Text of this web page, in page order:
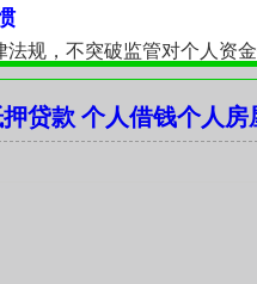
法规，不突破监管对个人资
；不存在任何未披露成本
可验证的规则之上。
应对生活中那些需要一点缓
贷款 个人借钱个人房